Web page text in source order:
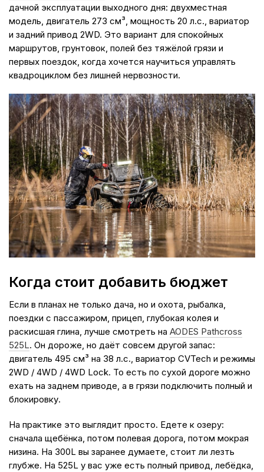
дачной эксплуатации выходного дня: двухместная
модель, двигатель 273 см³, мощность 20 л.с., вариатор
и задний привод 2WD. Это вариант для спокойных
маршрутов, грунтовок, полей без тяжёлой грязи и
первых поездок, когда хочется научиться управлять
квадроциклом без лишней нервозности.
Когда стоит добавить бюджет
Если в планах не только дача, но и охота, рыбалка,
поездки с пассажиром, прицеп, глубокая колея и
раскисшая глина, лучше смотреть на AODES Pathcross
525L. Он дороже, но даёт совсем другой запас:
двигатель 495 см³ на 38 л.с., вариатор CVTech и режимы
2WD / 4WD / 4WD Lock. То есть по сухой дороге можно
ехать на заднем приводе, а в грязи подключить полный и
блокировку.
На практике это выглядит просто. Едете к озеру:
сначала щебёнка, потом полевая дорога, потом мокрая
низина. На 300L вы заранее думаете, стоит ли лезть
глубже. На 525L у вас уже есть полный привод, лебёдка,